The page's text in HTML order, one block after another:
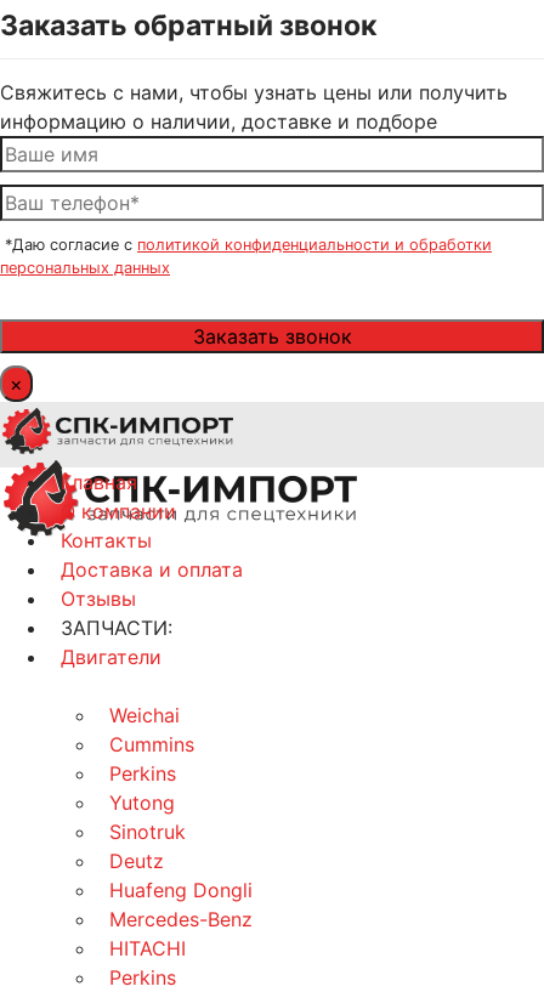
Заказать обратный звонок
Свяжитесь с нами, чтобы узнать цены или получить
информацию о наличии, доставке и подборе
*Даю согласие с политикой конфиденциальности и обработки
персональных данных
×
Главная
О компании
Контакты
Доставка и оплата
Отзывы
ЗАПЧАСТИ:
Двигатели
Weichai
Cummins
Perkins
Yutong
Sinotruk
Deutz
Huafeng Dongli
Mercedes-Benz
HITACHI
Perkins